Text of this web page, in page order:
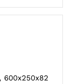
600x250x82